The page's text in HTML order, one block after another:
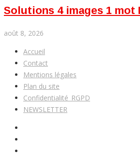
Solutions 4 images 1 mot
août 8, 2026
Accueil
Contact
Mentions légales
Plan du site
Confidentialité_RGPD
NEWSLETTER